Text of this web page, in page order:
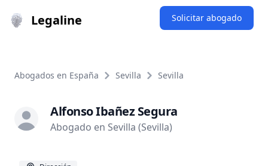
Legaline Solicitar abogado
Abogados en España Sevilla Sevilla
Alfonso Ibañez Segura
Abogado en Sevilla (Sevilla)